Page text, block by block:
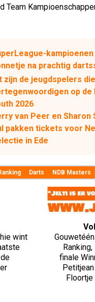
Team
na prachtig
zijn de jeugdspelers
op de
2026
van Peer en Sharon
pakken tickets voor
in Ede
Darts NDB Masters
wint
finale
Floortje